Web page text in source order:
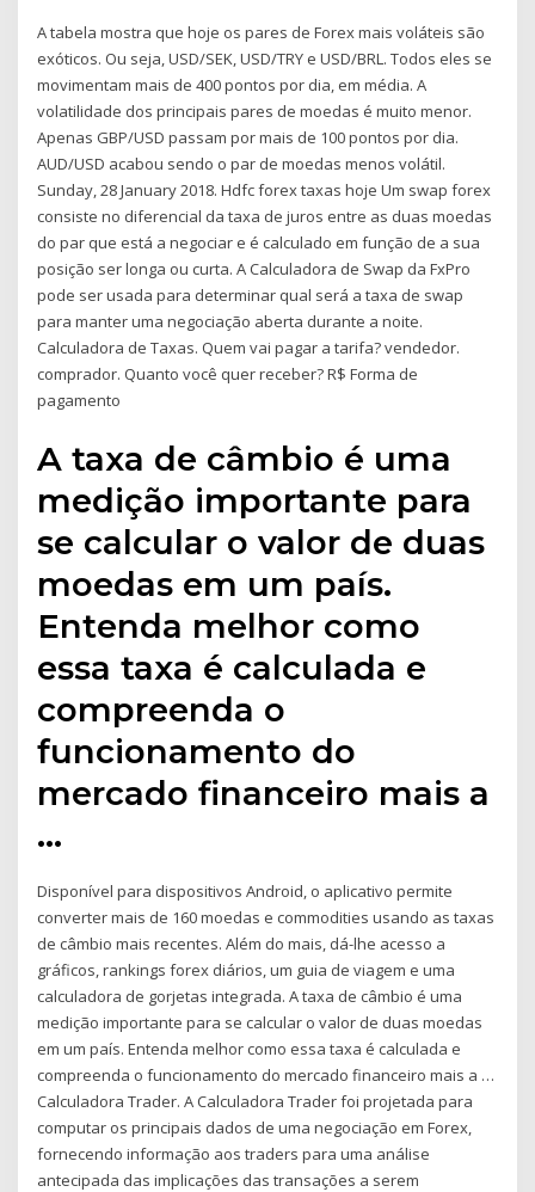
A tabela mostra que hoje os pares de Forex mais voláteis são
exóticos. Ou seja, USD/SEK, USD/TRY e USD/BRL. Todos eles se
movimentam mais de 400 pontos por dia, em média. A
volatilidade dos principais pares de moedas é muito menor.
Apenas GBP/USD passam por mais de 100 pontos por dia.
AUD/USD acabou sendo o par de moedas menos volátil.
Sunday, 28 January 2018. Hdfc forex taxas hoje Um swap forex
consiste no diferencial da taxa de juros entre as duas moedas
do par que está a negociar e é calculado em função de a sua
posição ser longa ou curta. A Calculadora de Swap da FxPro
pode ser usada para determinar qual será a taxa de swap
para manter uma negociação aberta durante a noite.
Calculadora de Taxas. Quem vai pagar a tarifa? vendedor.
comprador. Quanto você quer receber? R$ Forma de
pagamento
A taxa de câmbio é uma
medição importante para
se calcular o valor de duas
moedas em um país.
Entenda melhor como
essa taxa é calculada e
compreenda o
funcionamento do
mercado financeiro mais a
…
Disponível para dispositivos Android, o aplicativo permite
converter mais de 160 moedas e commodities usando as taxas
de câmbio mais recentes. Além do mais, dá-lhe acesso a
gráficos, rankings forex diários, um guia de viagem e uma
calculadora de gorjetas integrada. A taxa de câmbio é uma
medição importante para se calcular o valor de duas moedas
em um país. Entenda melhor como essa taxa é calculada e
compreenda o funcionamento do mercado financeiro mais a …
Calculadora Trader. A Calculadora Trader foi projetada para
computar os principais dados de uma negociação em Forex,
fornecendo informação aos traders para uma análise
antecipada das implicações das transações a serem